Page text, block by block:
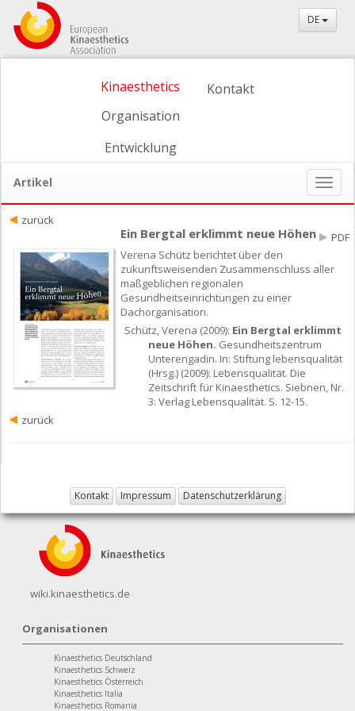
DE
Kinaesthetics
Organisation
Entwicklung
Kontakt
Artikel
ein-/
zurück
Ein Bergtal erklimmt neue Höhen
PDF
Verena Schütz berichtet über den
zukunftsweisenden Zusammenschluss aller
maßgeblichen regionalen
Gesundheitseinrichtungen zu einer
Dachorganisation.
Schütz, Verena (2009): Ein Bergtal erklimmt
neue Höhen. Gesundheitszentrum
Unterengadin. In: Stiftung lebensqualität
(Hrsg.) (2009): Lebensqualität. Die
Zeitschrift für Kinaesthetics. Siebnen, Nr.
3: Verlag Lebensqualität. S. 12-15.
zurück
Kontakt Impressum Datenschutzerklärung
wiki.kinaesthetics.de
Organisationen
Kinaesthetics Deutschland
Kinaesthetics Schweiz
Kinaesthetics Österreich
Kinaesthetics Italia
Kinaesthetics Romania